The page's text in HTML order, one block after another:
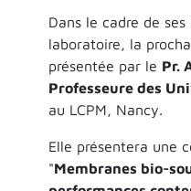
Dans le cadre de ses
laboratoire, la
présentée par le Pr.
Professeure des
au LCPM, Nancy.
Elle présentera une
"Membranes bio-